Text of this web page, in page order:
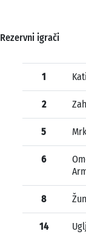
Rezervni igrači
1
2
5
6
8
14